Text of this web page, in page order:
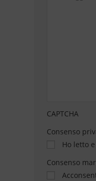
CAPTCHA
Consenso
Ho letto
Consenso